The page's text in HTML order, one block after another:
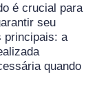
é crucial para
seu
principais: a
quando